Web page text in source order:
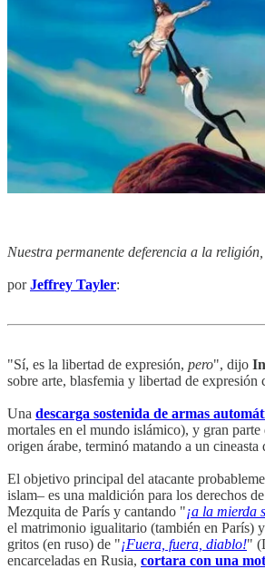
Nuestra permanente deferencia a la
porJeffrey Tayler:
"Sí, es la libertad de expresión, pero", dijo
sobre arte, blasfemia y libertad de
Una descarga sostenida de armas
mortales en el mundo islámico), y gran
origen árabe, terminó matando a un cineasta
El objetivo principal del atacante
islam– es una maldición para los derechos
Mezquita de París y cantando "¡a la mierda
el matrimonio igualitario (también en París) y
gritos (en ruso) de "¡Fuera, fuera, diablo!"
encarceladas en Rusia, cortara con una